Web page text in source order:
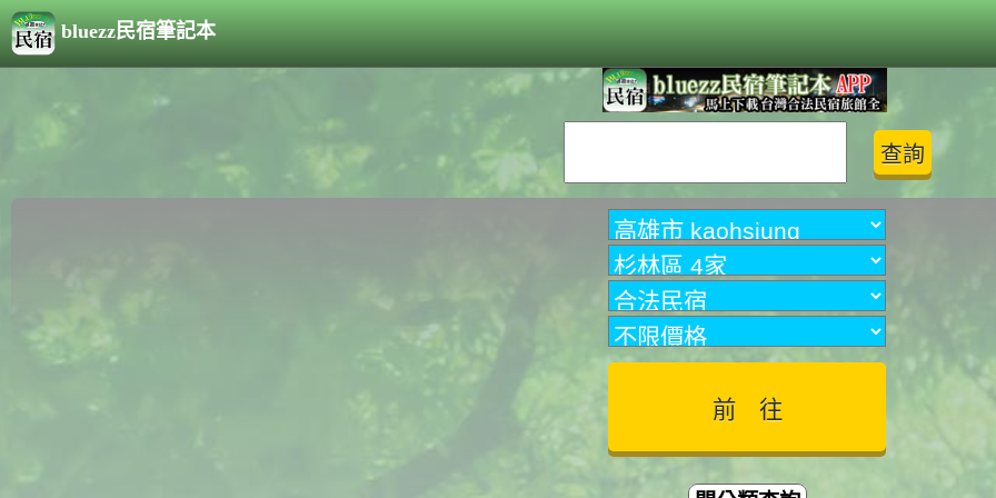
bluezz民宿筆記本